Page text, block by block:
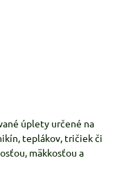
úplety určené na
teplákov, tričiek či
mäkkosťou a